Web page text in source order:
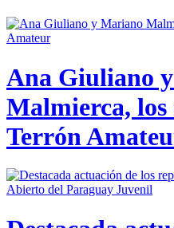
Ana Giuliano
Malmierca, los
Terrón